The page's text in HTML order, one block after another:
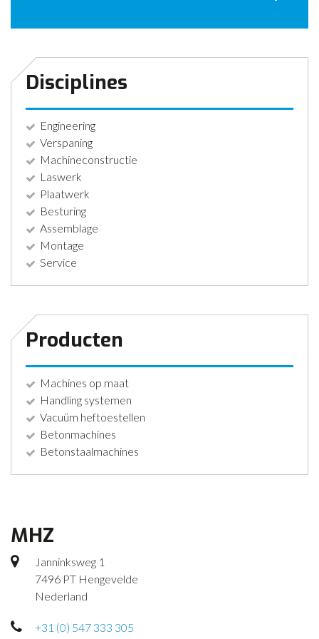
Disciplines
Engineering
Verspaning
Machineconstructie
Laswerk
Plaatwerk
Besturing
Assemblage
Montage
Service
Producten
Machines op maat
Handling systemen
Vacuüm heftoestellen
Betonmachines
Betonstaalmachines
MHZ
Janninksweg 1
7496 PT Hengevelde
Nederland
+31 (0) 547 333 305